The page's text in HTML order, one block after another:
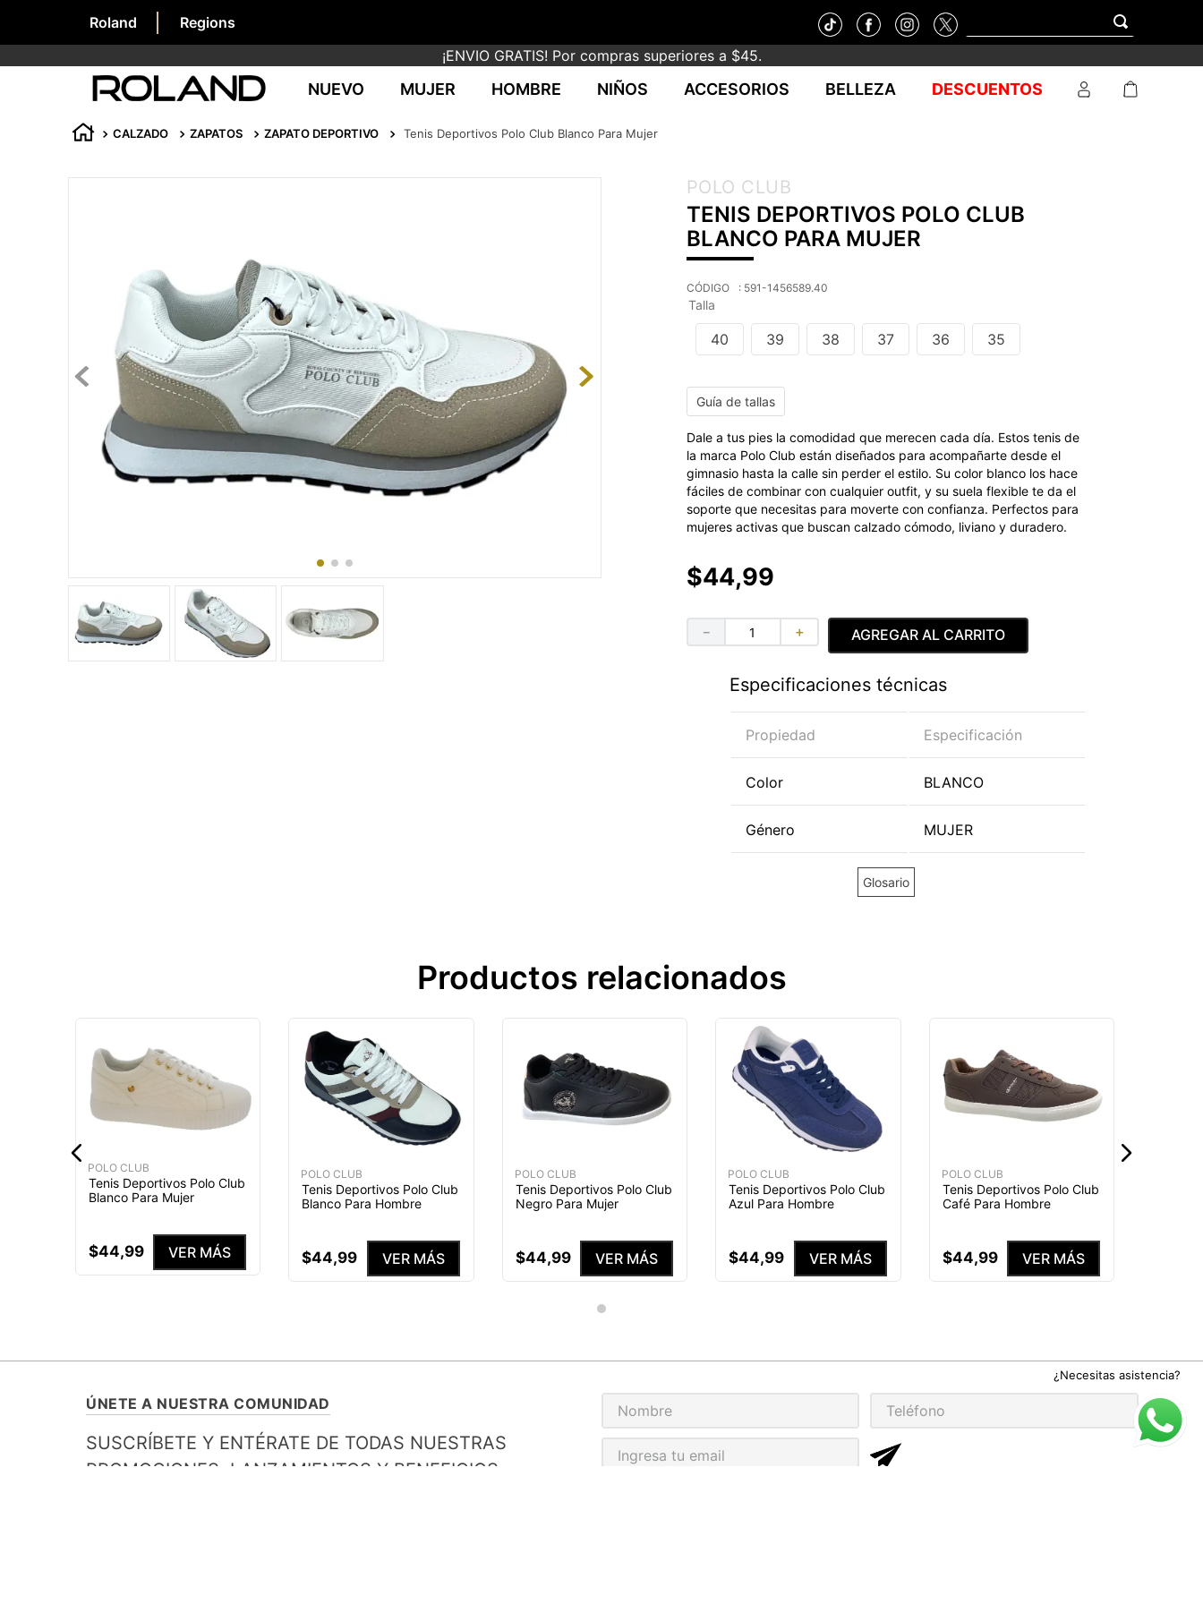
Roland
Regions
¡ENVIO GRATIS! Por compras superiores a $45.
NUEVO MUJER HOMBRE NIÑOS ACCESORIOS BELLEZA DESCUENTOS
¿Necesitas asistencia?
CALZADO ZAPATOS ZAPATO DEPORTIVO Tenis Deportivos Polo Club Blanco Para Mujer
POLO CLUB
TENIS DEPORTIVOS POLO CLUB
BLANCO PARA MUJER
: 591-1456589.40
Talla
40 39 38 37 36 35
Guía de tallas
Dale a tus pies la comodidad que merecen cada día. Estos tenis de
la marca Polo Club están diseñados para acompañarte desde el
gimnasio hasta la calle sin perder el estilo. Su color blanco los hace
fáciles de combinar con cualquier outfit, y su suela flexible te da el
soporte que necesitas para moverte con confianza. Perfectos para
mujeres activas que buscan calzado cómodo, liviano y duradero.
$44,99
＋
－ AGREGAR AL CARRITO
Especificaciones técnicas
Propiedad Especificación
Color BLANCO
Género MUJER
Glosario
Productos relacionados
POLO CLUB
Tenis Deportivos Polo Club
Blanco Para Mujer
$44,99 VER MÁS
POLO CLUB
Tenis Deportivos Polo Club
Blanco Para Hombre
$44,99 VER MÁS
POLO CLUB
Tenis Deportivos Polo Club
Negro Para Mujer
$44,99 VER MÁS
POLO CLUB
Tenis Deportivos Polo Club
Azul Para Hombre
$44,99 VER MÁS
POLO CLUB
Tenis Deportivos Polo Club
Café Para Hombre
$44,99 VER MÁS
ÚNETE A NUESTRA COMUNIDAD
SUSCRÍBETE Y ENTÉRATE DE TODAS NUESTRAS
PROMOCIONES, LANZAMIENTOS Y BENEFICIOS